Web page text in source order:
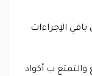
الإجراءات
والتمتع ب أكواد